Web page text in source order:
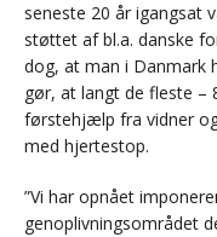
seneste 20 år igangsat
støttet af bl.a. danske
dog, at man i Danmark
gør, at langt de fleste –
førstehjælp fra vidner
med hjertestop.
”Vi har opnået
genoplivningsområdet